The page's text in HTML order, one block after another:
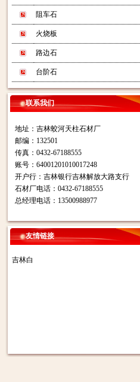
阻车石
火烧板
路边石
台阶石
联系我们
地址：吉林蛟河天柱石材厂
邮编：132501
传真：0432-67188555
账号：64001201010017248
开户行：吉林银行吉林解放大路支行
石材厂电话：0432-67188555
总经理电话：13500988977
友情链接
吉林白